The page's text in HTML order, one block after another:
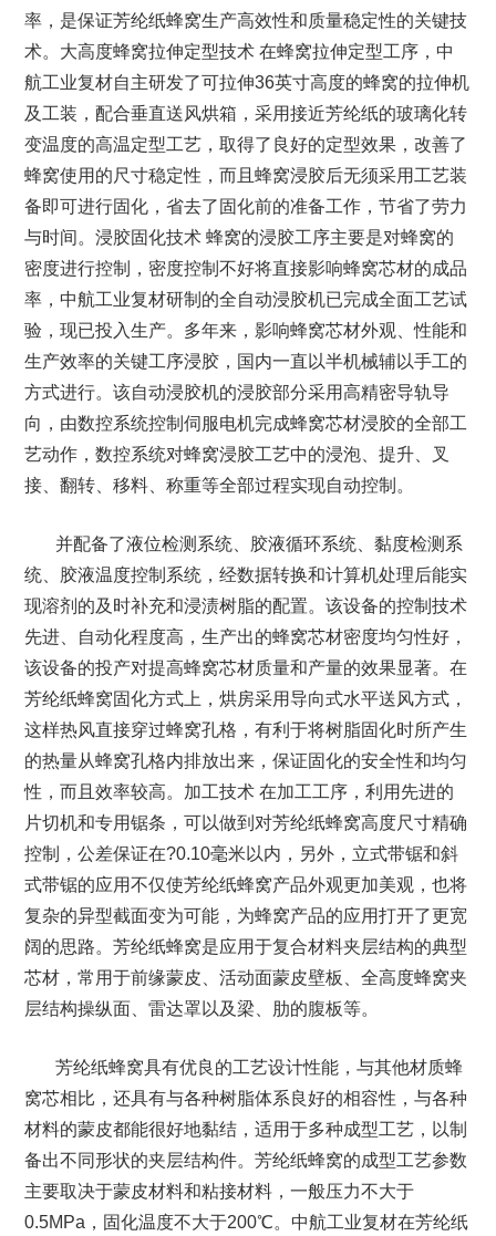
率，是保证芳纶纸蜂窝生产高效性和质量稳定性的关键技
术。大高度蜂窝拉伸定型技术 在蜂窝拉伸定型工序，中
航工业复材自主研发了可拉伸36英寸高度的蜂窝的拉伸机
及工装，配合垂直送风烘箱，采用接近芳纶纸的玻璃化转
变温度的高温定型工艺，取得了良好的定型效果，改善了
蜂窝使用的尺寸稳定性，而且蜂窝浸胶后无须采用工艺装
备即可进行固化，省去了固化前的准备工作，节省了劳力
与时间。浸胶固化技术 蜂窝的浸胶工序主要是对蜂窝的
密度进行控制，密度控制不好将直接影响蜂窝芯材的成品
率，中航工业复材研制的全自动浸胶机已完成全面工艺试
验，现已投入生产。多年来，影响蜂窝芯材外观、性能和
生产效率的关键工序浸胶，国内一直以半机械辅以手工的
方式进行。该自动浸胶机的浸胶部分采用高精密导轨导
向，由数控系统控制伺服电机完成蜂窝芯材浸胶的全部工
艺动作，数控系统对蜂窝浸胶工艺中的浸泡、提升、叉
接、翻转、移料、称重等全部过程实现自动控制。
并配备了液位检测系统、胶液循环系统、黏度检测系
统、胶液温度控制系统，经数据转换和计算机处理后能实
现溶剂的及时补充和浸渍树脂的配置。该设备的控制技术
先进、自动化程度高，生产出的蜂窝芯材密度均匀性好，
该设备的投产对提高蜂窝芯材质量和产量的效果显著。在
芳纶纸蜂窝固化方式上，烘房采用导向式水平送风方式，
这样热风直接穿过蜂窝孔格，有利于将树脂固化时所产生
的热量从蜂窝孔格内排放出来，保证固化的安全性和均匀
性，而且效率较高。加工技术 在加工工序，利用先进的
片切机和专用锯条，可以做到对芳纶纸蜂窝高度尺寸精确
控制，公差保证在?0.10毫米以内，另外，立式带锯和斜
式带锯的应用不仅使芳纶纸蜂窝产品外观更加美观，也将
复杂的异型截面变为可能，为蜂窝产品的应用打开了更宽
阔的思路。芳纶纸蜂窝是应用于复合材料夹层结构的典型
芯材，常用于前缘蒙皮、活动面蒙皮壁板、全高度蜂窝夹
层结构操纵面、雷达罩以及梁、肋的腹板等。
芳纶纸蜂窝具有优良的工艺设计性能，与其他材质蜂
窝芯相比，还具有与各种树脂体系良好的相容性，与各种
材料的蒙皮都能很好地黏结，适用于多种成型工艺，以制
备出不同形状的夹层结构件。芳纶纸蜂窝的成型工艺参数
主要取决于蒙皮材料和粘接材料，一般压力不大于
0.5MPa，固化温度不大于200℃。中航工业复材在芳纶纸